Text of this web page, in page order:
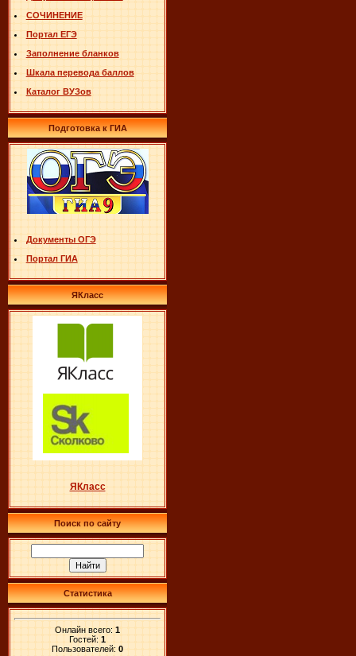
СОЧИНЕНИЕ
Портал ЕГЭ
Заполнение бланков
Шкала перевода баллов
Каталог ВУЗов
Подготовка к ГИА
Документы ОГЭ
Портал ГИА
ЯКласс
ЯКласс
Поиск по сайту
Статистика
Онлайн всего: 1
Гостей: 1
Пользователей: 0